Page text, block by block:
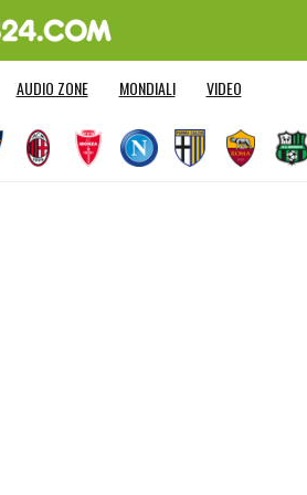
AUDIO ZONE MONDIALI VIDEO